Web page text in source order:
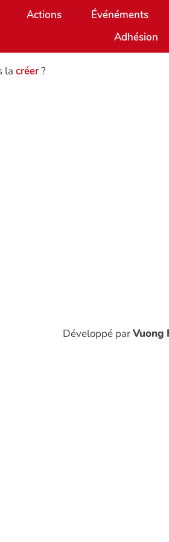
Actions Événéments
Adhésion
la créer?
Développé parVuong